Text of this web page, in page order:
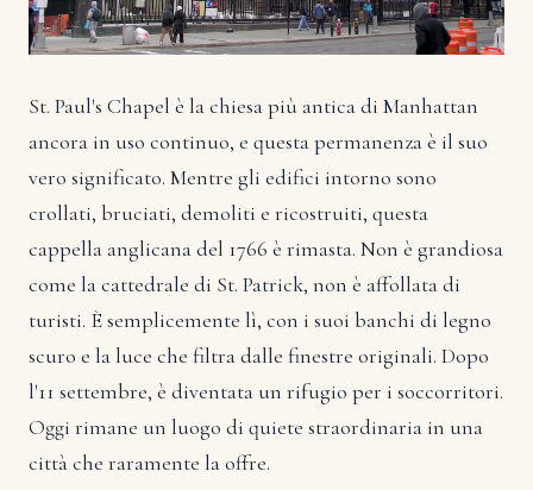
St. Paul's Chapel è la chiesa più antica di Manhattan
ancora in uso continuo, e questa permanenza è il suo
vero significato. Mentre gli edifici intorno sono
crollati, bruciati, demoliti e ricostruiti, questa
cappella anglicana del 1766 è rimasta. Non è grandiosa
come la cattedrale di St. Patrick, non è affollata di
turisti. È semplicemente lì, con i suoi banchi di legno
scuro e la luce che filtra dalle finestre originali. Dopo
l'11 settembre, è diventata un rifugio per i soccorritori.
Oggi rimane un luogo di quiete straordinaria in una
città che raramente la offre.